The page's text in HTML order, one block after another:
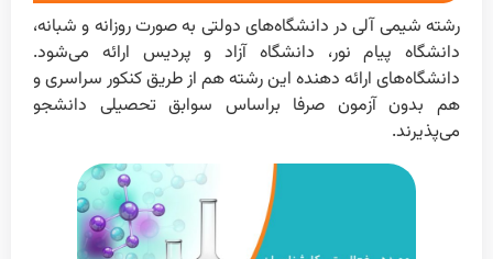
رشته شیمی آلی در دانشگاه‌های دولتی به صورت روزانه و شبانه،
دانشگاه پیام نور، دانشگاه آزاد و پردیس ارائه می‌شود.
دانشگاه‌های ارائه دهنده این رشته هم از طریق کنکور سراسری و
هم بدون آزمون صرفا بر‌اساس سوابق تحصیلی دانشجو
می‌پذیرند.